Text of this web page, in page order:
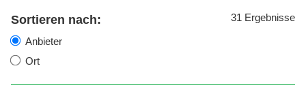
Sortieren nach:
Anbieter
Ort
31 Ergebnisse